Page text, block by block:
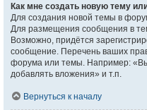
Как мне создать новую тему
Для создания новой темы в
Для размещения сообщения в
Возможно, придётся
сообщение. Перечень ваших
форума или темы. Например:
добавлять вложения» и т.п.
Вернуться к началу